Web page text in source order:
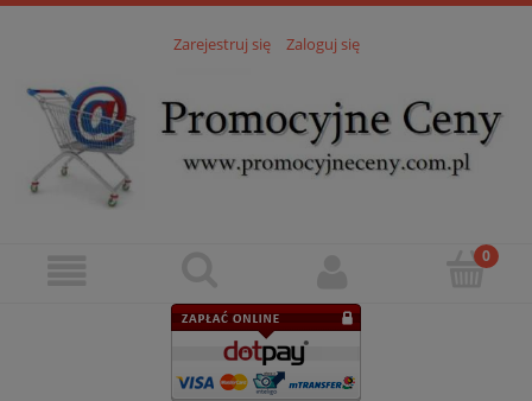
Zarejestruj się Zaloguj się